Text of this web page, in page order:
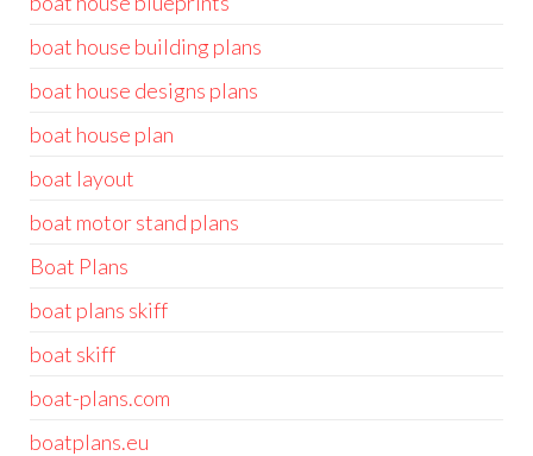
boat house building plans
boat house designs plans
boat house plan
boat layout
boat motor stand plans
Boat Plans
boat plans skiff
boat skiff
boat-plans.com
boatplans.eu